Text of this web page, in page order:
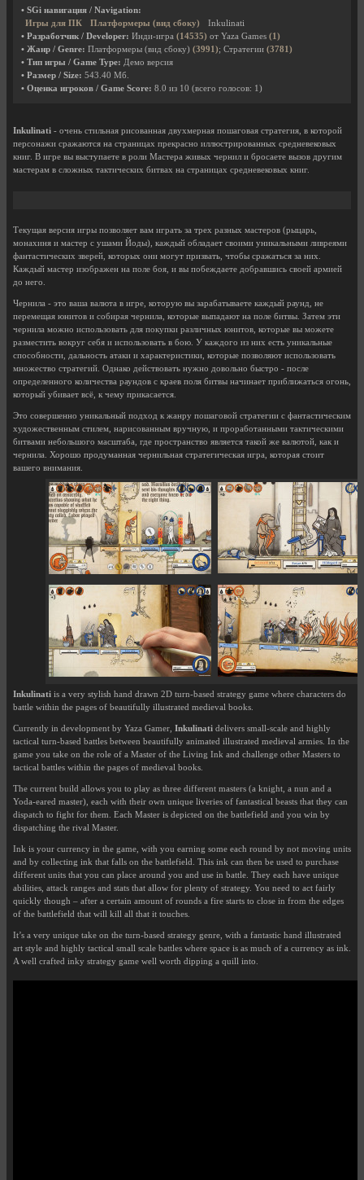
• SGi навигация / Navigation:
Игры для ПК
Платформеры (вид сбоку)
Inkulinati
• Разработчик / Developer: Инди-игра (14535) от Yaza Games (1)
• Жанр / Genre: Платформеры (вид сбоку) (3991); Стратегии (3781)
• Тип игры / Game Type: Демо версия
• Размер / Size: 543.40 Мб.
• Оценка игроков / Game Score: 8.0 из 10 (всего голосов: 1 )
Inkulinati - очень стильная рисованная двухмерная пошаговая стратегия, в которой
персонажи сражаются на страницах прекрасно иллюстрированных средневековых
книг. В игре вы выступаете в роли Мастера живых чернил и бросаете вызов другим
мастерам в сложных тактических битвах на страницах средневековых книг.
Текущая версия игры позволяет вам играть за трех разных мастеров (рыцарь,
монахиня и мастер с ушами Йоды), каждый обладает своими уникальными ливреями
фантастических зверей, которых они могут призвать, чтобы сражаться за них.
Каждый мастер изображен на поле боя, и вы побеждаете добравшись своей армией
до него.
Чернила - это ваша валюта в игре, которую вы зарабатываете каждый раунд, не
перемещая юнитов и собирая чернила, которые выпадают на поле битвы. Затем эти
чернила можно использовать для покупки различных юнитов, которые вы можете
разместить вокруг себя и использовать в бою. У каждого из них есть уникальные
способности, дальность атаки и характеристики, которые позволяют использовать
множество стратегий. Однако действовать нужно довольно быстро - после
определенного количества раундов с краев поля битвы начинает приближаться огонь,
который убивает всё, к чему прикасается.
Это совершенно уникальный подход к жанру пошаговой стратегии с фантастическим
художественным стилем, нарисованным вручную, и проработанными тактическими
битвами небольшого масштаба, где пространство является такой же валютой, как и
чернила. Хорошо продуманная чернильная стратегическая игра, которая стоит
вашего внимания.
Inkulinati is a very stylish hand drawn 2D turn-based strategy game where characters do
battle within the pages of beautifully illustrated medieval books.
Currently in development by Yaza Gamer, Inkulinati delivers small-scale and highly
tactical turn-based battles between beautifully animated illustrated medieval armies. In the
game you take on the role of a Master of the Living Ink and challenge other Masters to
tactical battles within the pages of medieval books.
The current build allows you to play as three different masters (a knight, a nun and a
Yoda-eared master), each with their own unique liveries of fantastical beasts that they can
dispatch to fight for them. Each Master is depicted on the battlefield and you win by
dispatching the rival Master.
Ink is your currency in the game, with you earning some each round by not moving units
and by collecting ink that falls on the battlefield. This ink can then be used to purchase
different units that you can place around you and use in battle. They each have unique
abilities, attack ranges and stats that allow for plenty of strategy. You need to act fairly
quickly though – after a certain amount of rounds a fire starts to close in from the edges
of the battlefield that will kill all that it touches.
It’s a very unique take on the turn-based strategy genre, with a fantastic hand illustrated
art style and highly tactical small scale battles where space is as much of a currency as ink.
A well crafted inky strategy game well worth dipping a quill into.